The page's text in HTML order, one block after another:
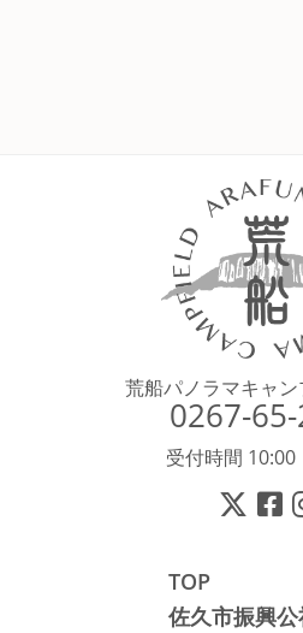
荒船パノラマキャ
0267-65-
受付時間 10:00
TOP
佐久市振興